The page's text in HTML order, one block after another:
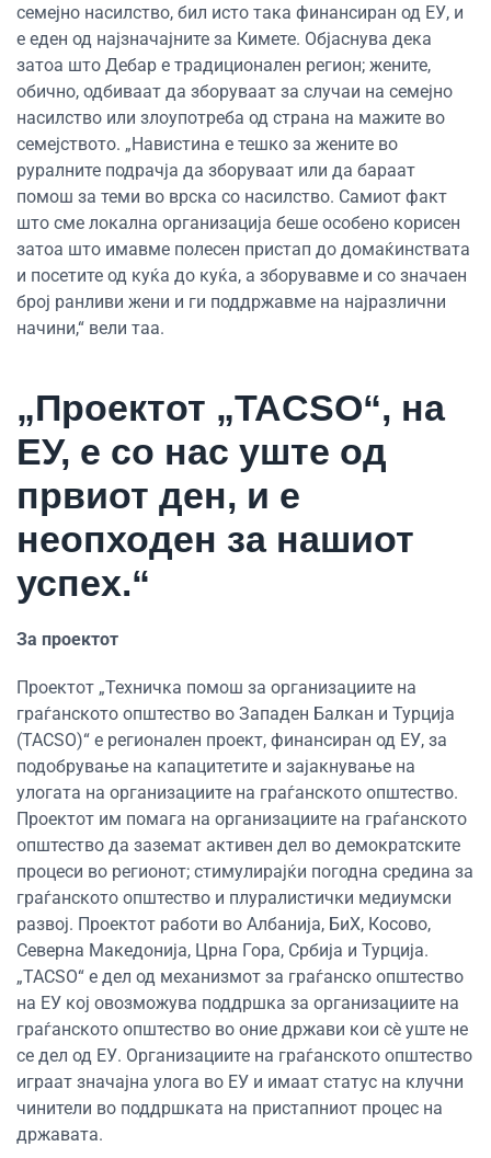
семејно насилство, бил исто така финансиран од ЕУ, и
е еден од најзначајните за Кимете. Објаснува дека
затоа што Дебар е традиционален регион; жените,
обично, одбиваат да зборуваат за случаи на семејно
насилство или злоупотреба од страна на мажите во
семејството. „Навистина е тешко за жените во
руралните подрачја да зборуваат или да бараат
помош за теми во врска со насилство. Самиот факт
што сме локална организација беше особено корисен
затоа што имавме полесен пристап до домаќинствата
и посетите од куќа до куќа, а зборувавме и со значаен
број ранливи жени и ги поддржавме на најразлични
начини,“ вели таа.
„Проектот „TACSO“, на
ЕУ, е со нас уште од
првиот ден, и е
неопходен за нашиот
успех.“
За проектот
Проектот „Техничка помош за организациите на
граѓанското општество во Западен Балкан и Турција
(TACSO)“ е регионален проект, финансиран од ЕУ, за
подобрување на капацитетите и зајакнување на
улогата на организациите на граѓанското општество.
Проектот им помага на организациите на граѓанското
општество да заземат активен дел во демократските
процеси во регионот; стимулирајќи погодна средина за
граѓанското општество и плуралистички медиумски
развој. Проектот работи во Албанија, БиХ, Косово,
Северна Македонија, Црна Гора, Србија и Турција.
„TACSO“ е дел од механизмот за граѓанско општество
на ЕУ кој овозможува поддршка за организациите на
граѓанското општество во оние држави кои сè уште не
се дел од ЕУ. Организациите на граѓанското општество
играат значајна улога во ЕУ и имаат статус на клучни
чинители во поддршката на пристапниот процес на
државата.